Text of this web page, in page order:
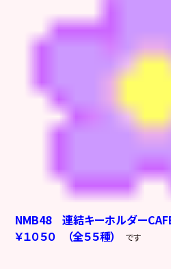
NMB48 連結キーホルダー
￥１０５０ （全５５種）
です